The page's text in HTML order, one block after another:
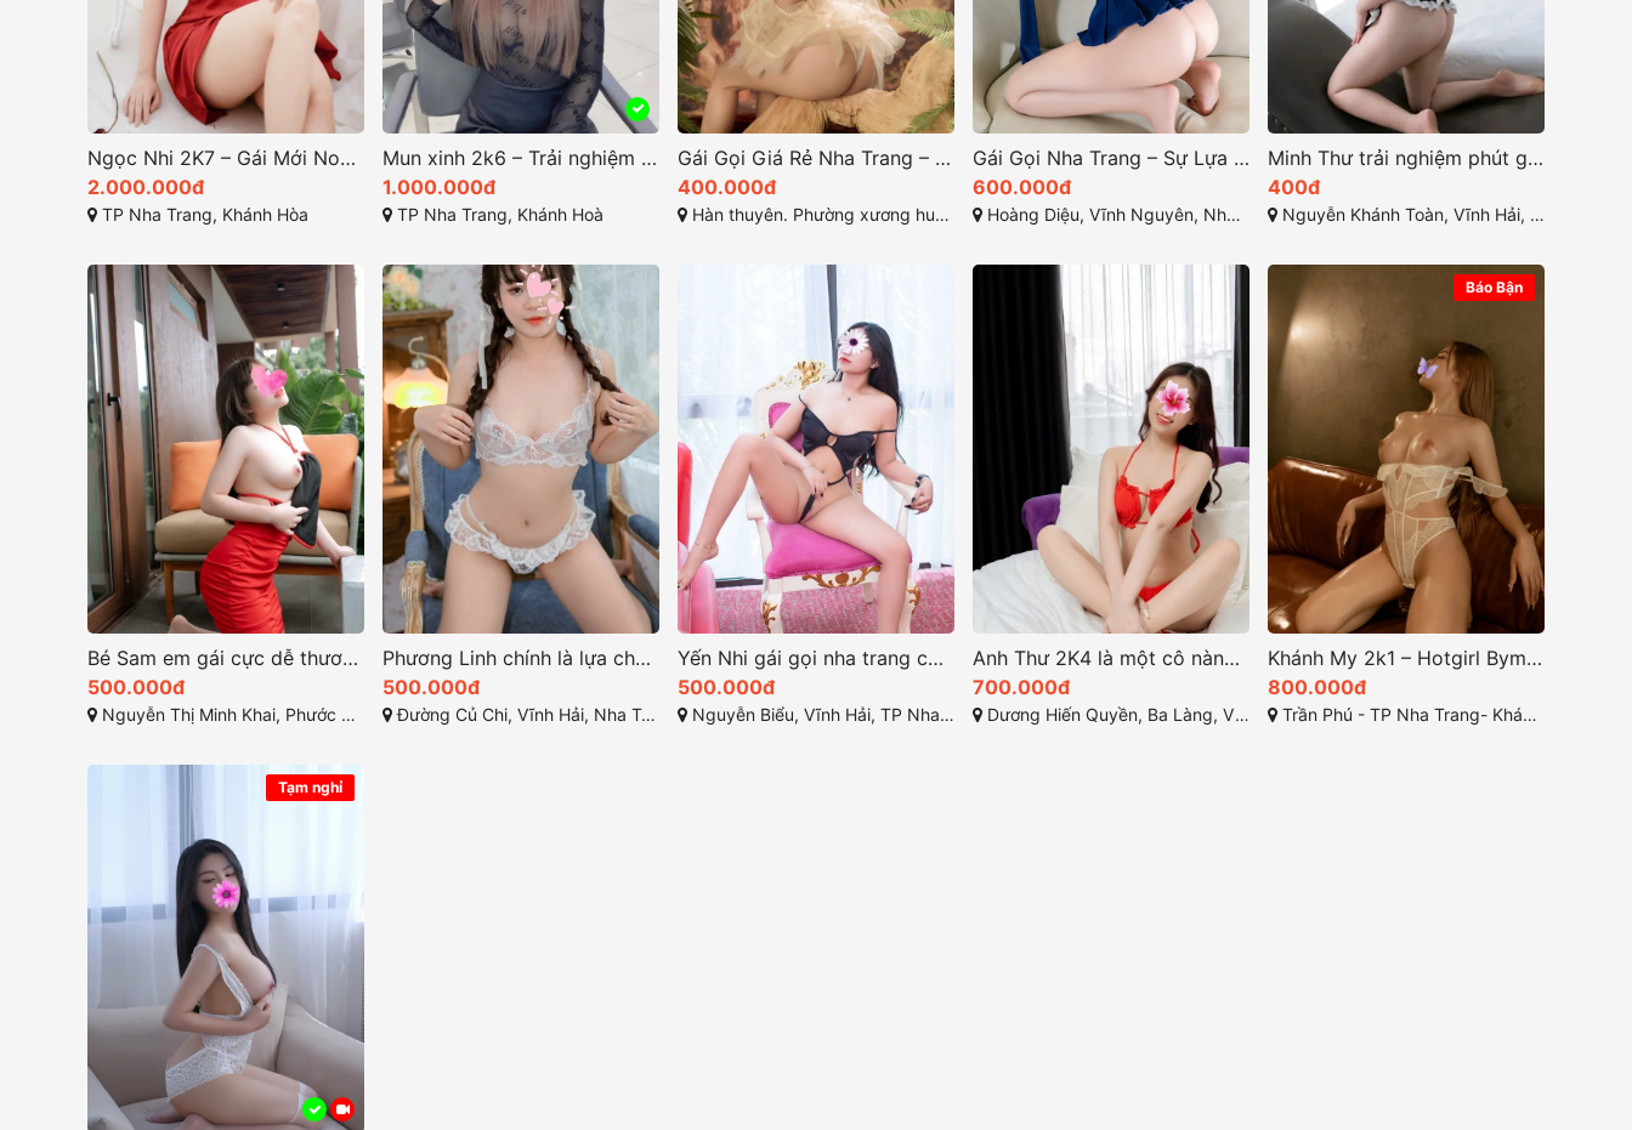
Ngọc Nhi 2K7 – Gái Mới Non, Chân Dài Mảnh Mai Hàng Sinh Viên Đẹp Chất Lượng
2.000.000đ
TP Nha Trang, Khánh Hòa
Mun xinh 2k6 – Trải nghiệm gái gọi nha trang cao cấp sang trọng Vip Nhất Khánh Hòa
1.000.000đ
TP Nha Trang, Khánh Hoà
Gái Gọi Giá Rẻ Nha Trang – Trải Nghiệm Gái Xinh Khánh Hòa
400.000đ
Hàn thuyên. Phường xương huân. Tp nha trang . Khánh Hòa
Gái Gọi Nha Trang – Sự Lựa Chọn Hoàn Hảo Cho Du Khách
600.000đ
Hoàng Diệu, Vĩnh Nguyên, Nha Trang, Khánh Hòa
Minh Thư trải nghiệm phút giây thăng hoa không thể quên
400đ
Nguyễn Khánh Toàn, Vĩnh Hải, Nha Trang
Bé Sam em gái cực dễ thương và đáng yêu nhé
500.000đ
Nguyễn Thị Minh Khai, Phước Hòa, Nha Trang, Khánh Hòa
Phương Linh chính là lựa chọn hoàn hảo cho cuộc chơi
500.000đ
Đường Củ Chi, Vĩnh Hải, Nha Trang, Khánh Hòa
Yến Nhi gái gọi nha trang có nụ cười tỏa nắng và ánh mắt quyến rũ
500.000đ
Nguyễn Biểu, Vĩnh Hải, TP Nha Trang, Khánh Hòa
Anh Thư 2K4 là một cô nàng cực kỳ xinh đẹp và đáng yêu
700.000đ
Dương Hiến Quyền, Ba Làng, Vĩnh Hòa, Nha Trang, Khánh Hòa
Báo Bận
Khánh My 2k1 – Hotgirl Bym Đẹp, Dáng Chuẩn, Gái Gọi Cao Cấp TP Nha Trang – Gái Xinh Đi Khách Khánh Hòa
800.000đ
Trần Phú - TP Nha Trang- Khánh Hòa
Tạm nghỉ